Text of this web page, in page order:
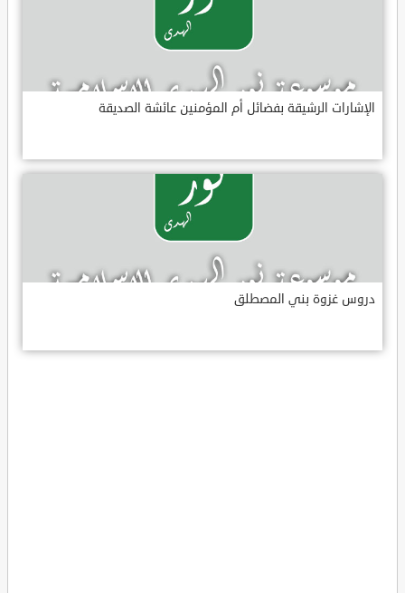
الإشارات الرشيقة بفضائل أم المؤمنين عائشة الصديقة
دروس غزوة بني المصطلق